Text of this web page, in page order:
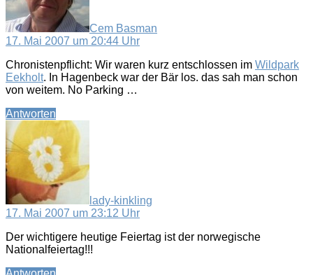
Cem Basman
17. Mai 2007 um 20:44 Uhr
Chronistenpflicht: Wir waren kurz entschlossen im Wildpark
Eekholt. In Hagenbeck war der Bär los. das sah man schon
von weitem. No Parking …
Antworten
lady-kinkling
17. Mai 2007 um 23:12 Uhr
Der wichtigere heutige Feiertag ist der norwegische
Nationalfeiertag!!!